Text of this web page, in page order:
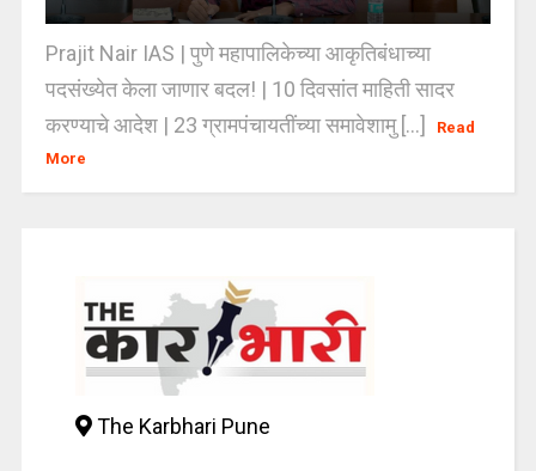
Prajit Nair IAS | पुणे महापालिकेच्या आकृतिबंधाच्या
पदसंख्येत केला जाणार बदल! | 10 दिवसांत माहिती सादर
करण्याचे आदेश | 23 ग्रामपंचायतींच्या समावेशामु [...]
Read
More
The Karbhari Pune